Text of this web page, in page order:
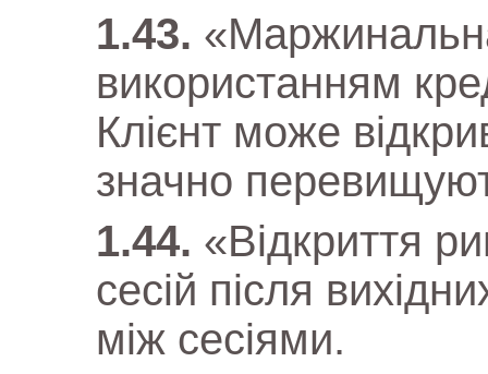
використанням
Клієнт може
значно
«Відкриття
сесій після
між сесіями.